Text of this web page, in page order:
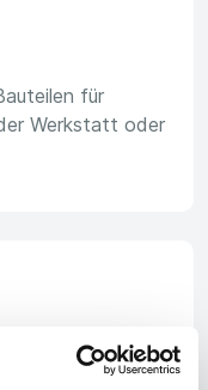
für
Werkstatt oder